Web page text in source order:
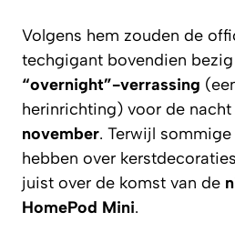
Volgens hem zouden de
techgigant bovendien
“overnight”-verrassing
herinrichting) voor de nacht
november. Terwijl
hebben over
juist over de komst van de
HomePod Mini.